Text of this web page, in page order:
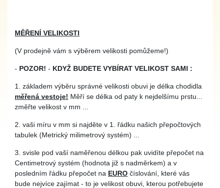
MĚŘENÍ VELIKOSTI
(V prodejně vám s výběrem velikosti pomůžeme!)
- POZOR! - KDYŽ BUDETE VYBÍRAT VELIKOST SAMI :
1. základem výběru správné velikosti obuvi je délka chodidla
měřená vestoje! Měří se délka od paty k nejdelšímu prstu...
změřte velikost v mm ...
2. vaši míru v mm si najděte v 1. řádku našich přepočtových
tabulek (Metrický milimetrový systém) ...
3. svisle pod vaší naměřenou délkou pak uvidíte přepočet na
Centimetrový systém (hodnota již s nadměrkem) a v
posledním řádku přepočet na EURO číslování, které vás
bude nejvíce zajímat - to je velikost obuvi, kterou potřebujete